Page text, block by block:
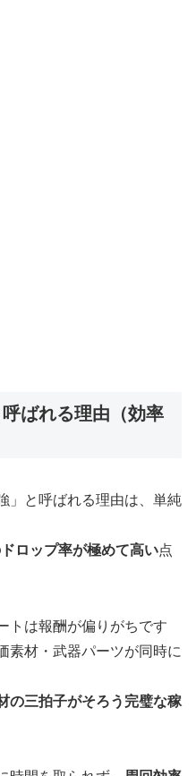
ばれる理由（効率
」と呼ばれる理由は、単純
ロップ率が極めて高い点
トは報酬が偏りがちです
素材・武器パーツが同時に
の三拍子がそろう完璧な稼